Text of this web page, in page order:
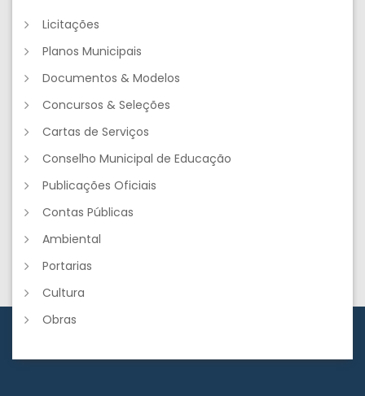
Licitações
Planos Municipais
Documentos & Modelos
Concursos & Seleções
Cartas de Serviços
Conselho Municipal de Educação
Publicações Oficiais
Contas Públicas
Ambiental
Portarias
Cultura
Obras